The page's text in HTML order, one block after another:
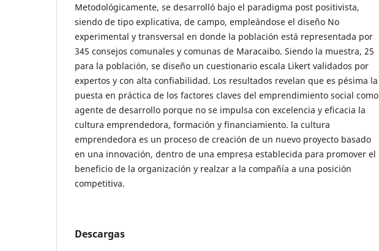
Metodológicamente, se desarrolló bajo el paradigma post positivista,
siendo de tipo explicativa, de campo, empleándose el diseño No
experimental y transversal en donde la población está representada por
345 consejos comunales y comunas de Maracaibo. Siendo la muestra, 25
para la población, se diseño un cuestionario escala Likert validados por
expertos y con alta confiabilidad. Los resultados revelan que es pésima la
puesta en práctica de los factores claves del emprendimiento social como
agente de desarrollo porque no se impulsa con excelencia y eficacia la
cultura emprendedora, formación y financiamiento. la cultura
emprendedora es un proceso de creación de un nuevo proyecto basado
en una innovación, dentro de una empresa establecida para promover el
beneficio de la organización y realzar a la compañía a una posición
competitiva.
Descargas